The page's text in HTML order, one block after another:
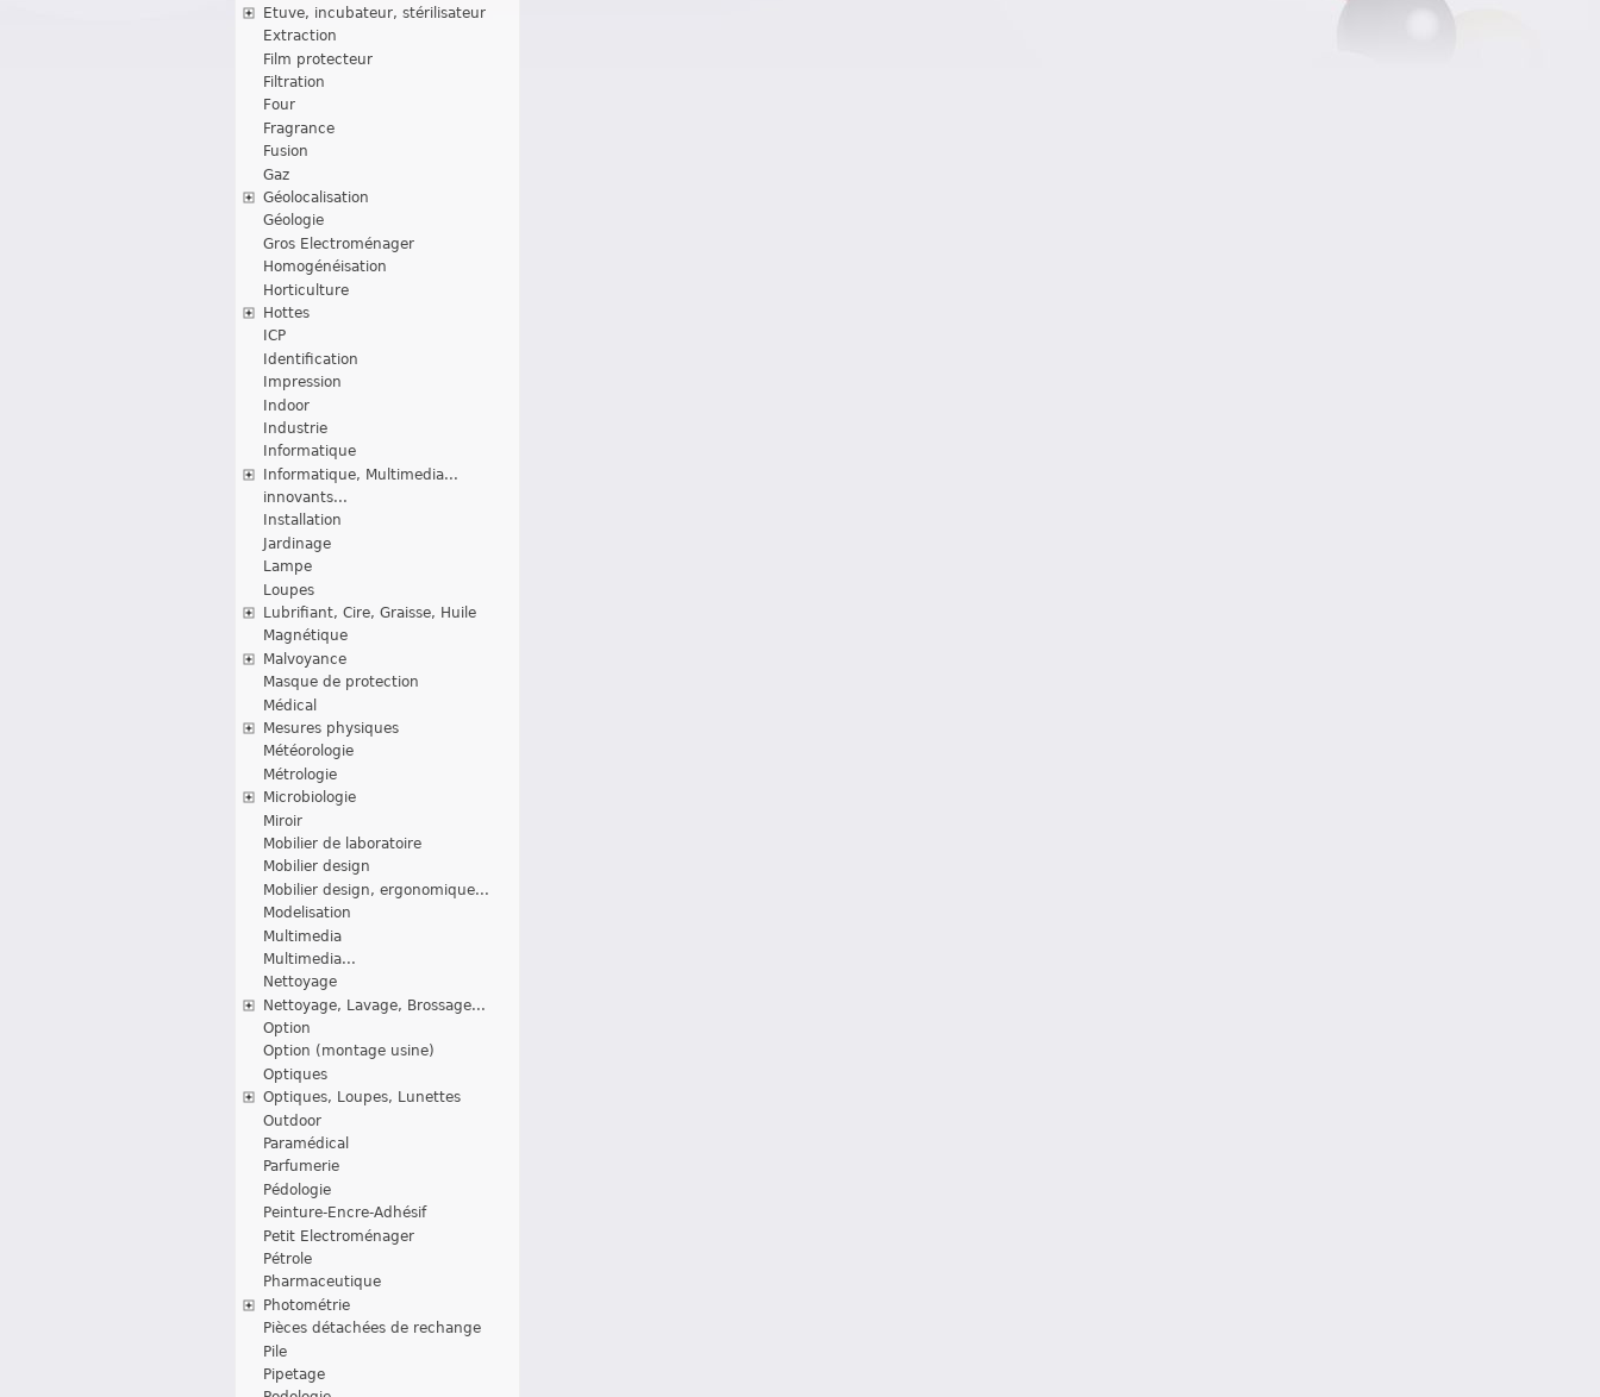
Etuve, incubateur, stérilisateur
Extraction
Film protecteur
Filtration
Four
Fragrance
Fusion
Gaz
Géolocalisation
Géologie
Gros Electroménager
Homogénéisation
Horticulture
Hottes
ICP
Identification
Impression
Indoor
Industrie
Informatique
Informatique, Multimedia...
innovants...
Installation
Jardinage
Lampe
Loupes
Lubrifiant, Cire, Graisse, Huile
Magnétique
Malvoyance
Masque de protection
Médical
Mesures physiques
Météorologie
Métrologie
Microbiologie
Miroir
Mobilier de laboratoire
Mobilier design
Mobilier design, ergonomique...
Modelisation
Multimedia
Multimedia...
Nettoyage
Nettoyage, Lavage, Brossage...
Option
Option (montage usine)
Optiques
Optiques, Loupes, Lunettes
Outdoor
Paramédical
Parfumerie
Pédologie
Peinture-Encre-Adhésif
Petit Electroménager
Pétrole
Pharmaceutique
Photométrie
Pièces détachées de rechange
Pile
Pipetage